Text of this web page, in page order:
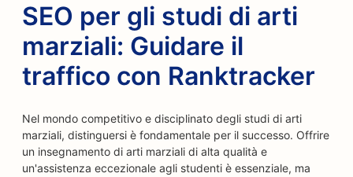
SEO per gli studi di arti
marziali: Guidare il
traffico con Ranktracker
Nel mondo competitivo e disciplinato degli studi di arti
marziali, distinguersi è fondamentale per il successo. Offrire
un insegnamento di arti marziali di alta qualità e
un'assistenza eccezionale agli studenti è essenziale, ma